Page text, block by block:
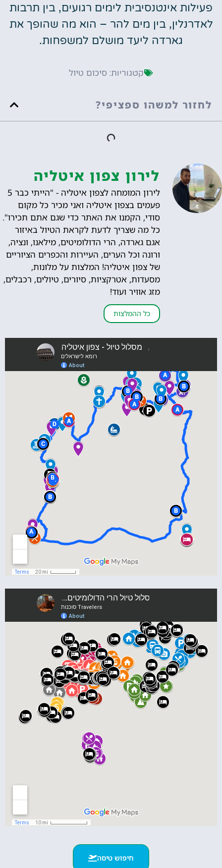
פעילות אינטנסיבית לימים רגועים, בין תרבות
לאדרנלין, בין מים להר – הוא מה שהופך את
גארדה ליעד מושלם למשפחות.
קטגוריות: סיכום טיול
לחזור למשהו ספציפי?
לירון צפון איטליה
לירון המומחה לצפון איטליה - "הייתי כבר 5
פעמים בצפון איטליה ואני מכיר כל מקום
סודי, הקמנו את האתר כדי שגם אתם תכירו".
כל מה שצריך לדעת לקראת הטיול באיזור
אגם גארדה, הרי הדולומיטים, מילאנו, ונציה,
ורונה וכל הערים, העיירות והכפרים הציוריים
של צפון איטליה! המלצות על מלונות,
מסעדות, אטרקציות, סיורים, טיולים, רכבלים,
מזג אוויר ועוד!
כל ההמלצות
חיפוש טיסה